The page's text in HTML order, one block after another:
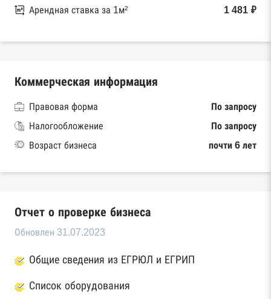
Арендная ставка за 1м² 1 481 ₽
Коммерческая информация
Правовая форма
По запросу
Налогообложение
По запросу
Возраст бизнеса
почти 6 лет
Отчет о проверке бизнеса
Обновлен 31.07.2023
Общие сведения из ЕГРЮЛ и ЕГРИП
Список оборудования